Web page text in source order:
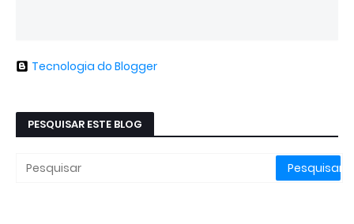
Tecnologia do Blogger
PESQUISAR ESTE BLOG